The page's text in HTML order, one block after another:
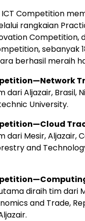
ICT Competition
rangkaian
Competition,
sebanyak
berhasil meraih
dari Aljazair, Brasil,
University.
dari Mesir, Aljazair,
and
diraih tim dari
and Trade,